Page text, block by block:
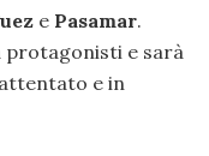
e Pasamar.
protagonisti e sarà
e in